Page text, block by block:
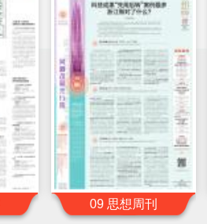
09 思想周刊